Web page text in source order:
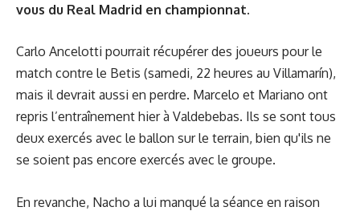
vous du Real Madrid en championnat.
Carlo Ancelotti pourrait récupérer des joueurs pour le
match contre le Betis (samedi, 22 heures au Villamarín),
mais il devrait aussi en perdre. Marcelo et Mariano ont
repris l’entraînement hier à Valdebebas. Ils se sont tous
deux exercés avec le ballon sur le terrain, bien qu'ils ne
se soient pas encore exercés avec le groupe.
En revanche, Nacho a lui manqué la séance en raison